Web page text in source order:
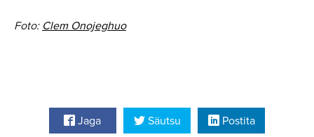
Foto: Clem Onojeghuo
Jaga Säutsu Postita